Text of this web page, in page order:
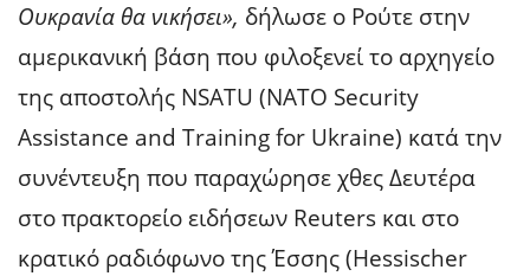
Ουκρανία θα νικήσει», δήλωσε ο Ρούτε στην
αμερικανική βάση που φιλοξενεί το αρχηγείο
της αποστολής NSATU (NATO Security
Assistance and Training for Ukraine) κατά την
συνέντευξη που παραχώρησε χθες Δευτέρα
στο πρακτορείο ειδήσεων Reuters και στο
κρατικό ραδιόφωνο της Έσσης (Hessischer